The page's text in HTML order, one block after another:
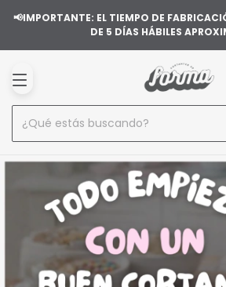
📢IMPORTANTE: EL TIEMPO DE
DE 5 DÍAS HÁBILES